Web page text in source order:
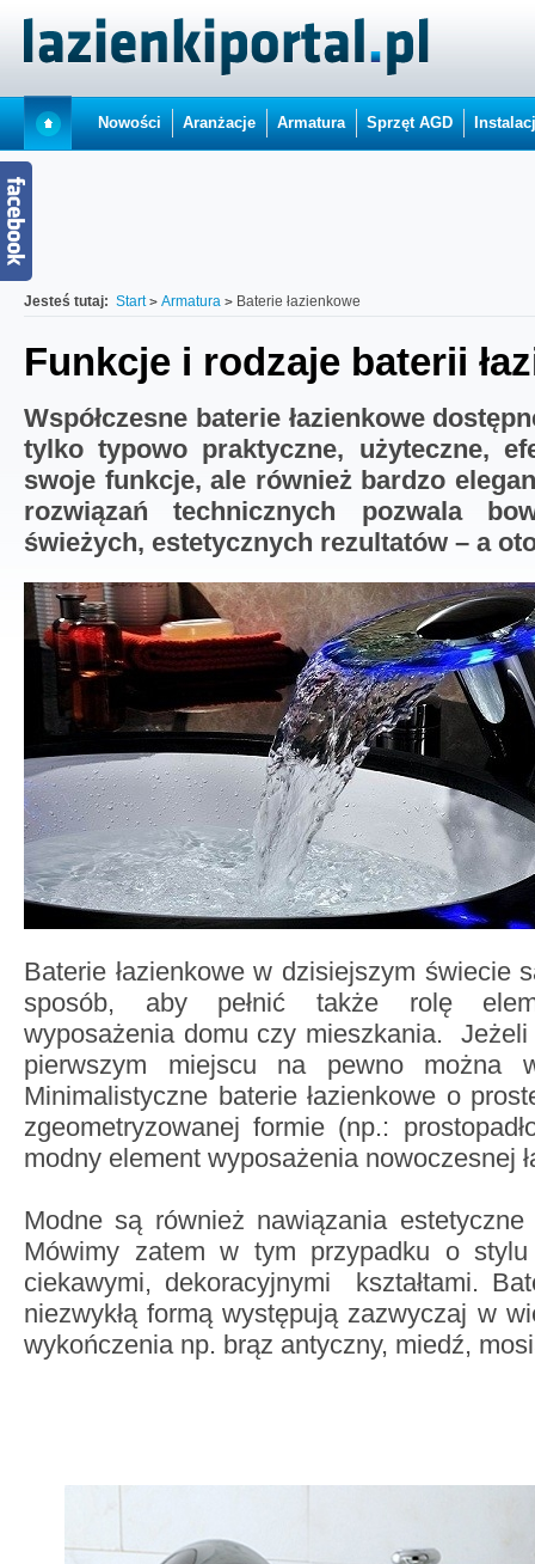
Nowości Aranżacje Armatura Sprzęt AGD
Jesteś tutaj: Start Armatura Baterie łazienkowe
Funkcje i rodzaje baterii
Współczesne baterie łazienkowe
tylko typowo praktyczne, użyteczne,
swoje funkcje, ale również bardzo
rozwiązań technicznych pozwala
świeżych, estetycznych rezultatów – a
Baterie łazienkowe w dzisiejszym świecie
sposób, aby pełnić także rolę
wyposażenia domu czy mieszkania.
pierwszym miejscu na pewno można
Minimalistyczne baterie łazienkowe o
zgeometryzowanej formie (np.:
modny element wyposażenia nowoczesnej
Modne są również nawiązania
Mówimy zatem w tym przypadku o
ciekawymi, dekoracyjnymi kształtami.
niezwykłą formą występują zazwyczaj w
wykończenia np. brąz antyczny, miedź,